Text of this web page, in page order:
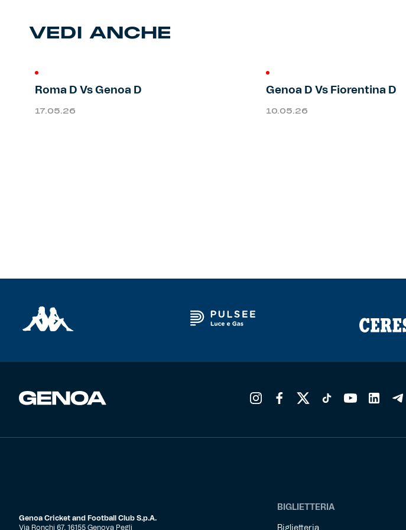
Primavera
Training
Rappresentanza
Vintage Collection
Caffè Boasi x Genoa
VEDI ANCHE
Roma D Vs Genoa D
17.05.26
Genoa D Vs Fiorentina D
10.05.26
Genoa Cricket and Football Club S.p.A.
Via Ronchi 67, 16155 Genova Pegli
BIGLIETTERIA
Biglietteria